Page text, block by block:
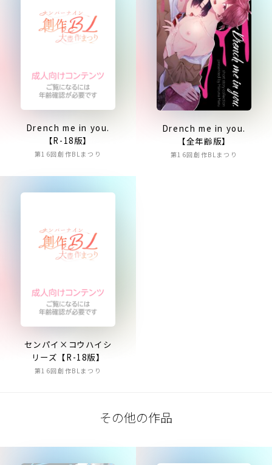
Drench me in you.
【R-18版】
第16回創作BLまつり
Drench me in you.
【全年齢版】
第16回創作BLまつり
センパイ×コウハイシ
リーズ【R-18版】
第16回創作BLまつり
その他の作品